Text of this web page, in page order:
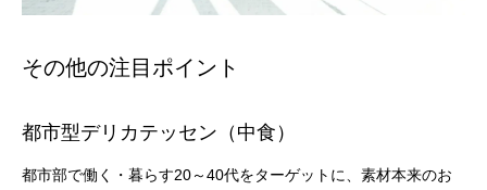
その他の注目ポイント
都市型デリカテッセン（中食）
都市部で働く・暮らす20～40代をターゲットに、素材本来のお